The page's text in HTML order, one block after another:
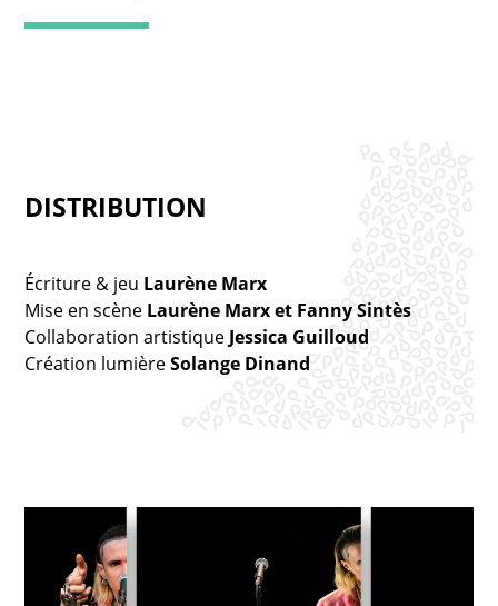
DISTRIBUTION
Écriture & jeu Laurène Marx
Mise en scène Laurène Marx et Fanny Sintès
Collaboration artistique Jessica Guilloud
Création lumièreSolange Dinand